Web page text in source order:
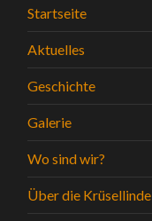
Startseite
Aktuelles
Geschichte
Galerie
Wo sind wir?
Über die Krüsellinde